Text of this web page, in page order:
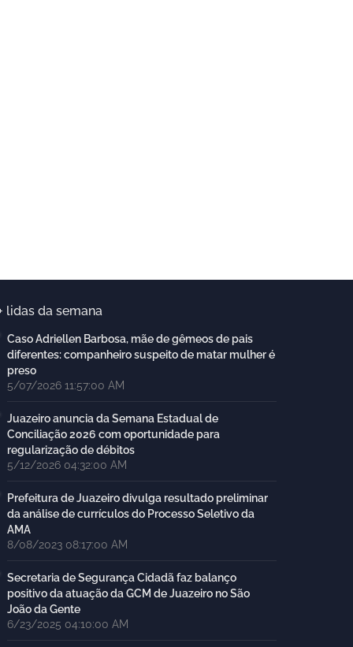
lidas da semana
Caso Adriellen Barbosa, mãe de gêmeos de pais
diferentes: companheiro suspeito de matar mulher é
preso
5/07/2026 11:57:00 AM
Juazeiro anuncia da Semana Estadual de
Conciliação 2026 com oportunidade para
regularização de débitos
5/12/2026 04:32:00 AM
Prefeitura de Juazeiro divulga resultado preliminar
da análise de currículos do Processo Seletivo da
AMA
8/08/2023 08:17:00 AM
Secretaria de Segurança Cidadã faz balanço
positivo da atuação da GCM de Juazeiro no São
João da Gente
6/23/2025 04:10:00 AM